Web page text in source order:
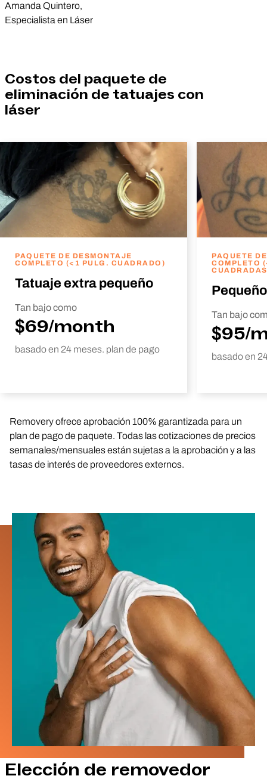
Amanda Quintero,
Especialista en Láser
Costos del paquete de
eliminación de tatuajes con
láser
PAQUETE DE DESMONTAJE
COMPLETO (<1 PULG. CUADRADO)
Tatuaje extra pequeño
Tan bajo como
$69/month
basado en 24 meses. plan de pago
PAQUETE
COMPLETO
Tan bajo
$95/
basado en
Removery ofrece aprobación 100% garantizada para un
plan de pago de paquete. Todas las cotizaciones de precios
semanales/mensuales están sujetas a la aprobación y a las
tasas de interés de proveedores externos.
Elección de removedor